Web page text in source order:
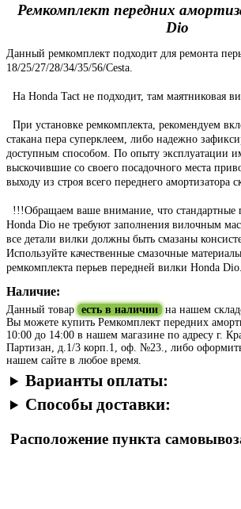
Ремкомплект передних
Dio
Данный ремкомплект подходит для ремонта
18/25/27/28/34/35/56/Cesta.
На Honda Tact не подходит, там маятниковая
При установке ремкомплекта, рекомендуем
стакана пера суперклеем, либо надежно
доступным способом. По опыту эксплуатации
выскочившие со своего посадочного места
выходу из строя всего переднего амортизатора
!!!Обращаем ваше внимание, что стандартные
Honda Dio не требуют заполнения вилочным
все детали вилки должны быть смазаны
Используйте качественные смазочные
ремкомплекта перьев передней вилки Honda Dio.
Наличие:
Данный товар есть в наличии на нашем
Вы можете купить Ремкомплект передних
10:00 до 14:00 в нашем магазине по адресу г.
Партизан, д.1/3 корп.1, оф. №23., либо
нашем сайте в любое время.
Варианты оплаты:
Способы доставки:
Расположение пункта